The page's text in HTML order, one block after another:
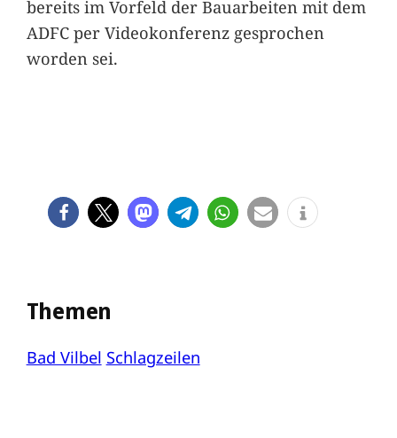
bereits im Vorfeld der Bauarbeiten mit dem
ADFC per Videokonferenz gesprochen
worden sei.
Themen
Bad Vilbel Schlagzeilen